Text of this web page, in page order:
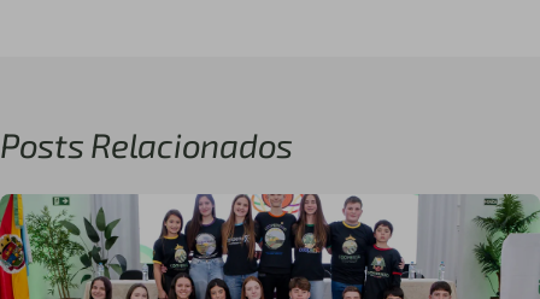
Posts Relacionados